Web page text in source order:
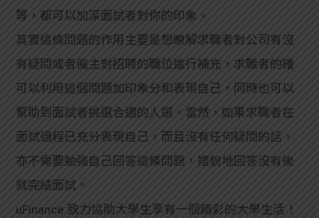
等，都可以加深面試者對你的印象。
其實這條問題的作用主要是想暸解求職者對公司有沒
有疑問或者僱主對招聘的職位進行補充，求職者的確
可以利用這個問題加印象分和表現自己，同時也可以
幫助到面試者挑選合適的人選。當然，如果求職者在
面試過程已充分表現自己，而且沒有任何疑問的話，
亦不需要勉強自己回答這條問題，禮貌地回答沒有後
就完結面試。
uFinance 致力協助大學生享有一個精彩的大學生活！